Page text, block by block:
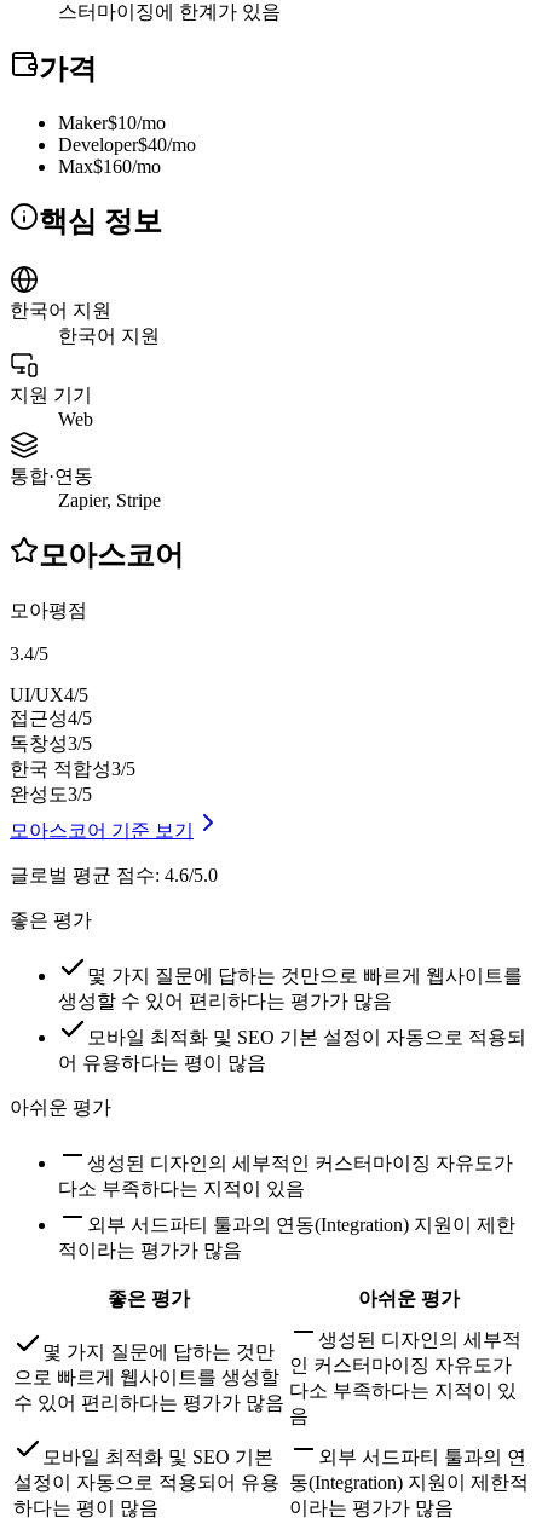
스터마이징에 한계가 있음
가격
Maker$10/mo
Developer$40/mo
Max$160/mo
핵심 정보
한국어 지원
한국어 지원
지원 기기
Web
통합·연동
Zapier, Stripe
모아스코어
모아평점
3.4/5
UI/UX4/5
접근성4/5
독창성3/5
한국 적합성3/5
완성도3/5
모아스코어 기준 보기
글로벌 평균 점수: 4.6/5.0
좋은 평가
몇 가지 질문에 답하는 것만으로 빠르게 웹사이트를
생성할 수 있어 편리하다는 평가가 많음
모바일 최적화 및 SEO 기본 설정이 자동으로 적용되
어 유용하다는 평이 많음
아쉬운 평가
생성된 디자인의 세부적인 커스터마이징 자유도가
다소 부족하다는 지적이 있음
외부 서드파티 툴과의 연동(Integration) 지원이 제한
적이라는 평가가 많음
좋은 평가 아쉬운 평가
몇 가지 질문에 답하는 것만
으로 빠르게 웹사이트를 생성할
수 있어 편리하다는 평가가 많음
생성된 디자인의 세부적
인 커스터마이징 자유도가
다소 부족하다는 지적이 있
음
모바일 최적화 및 SEO 기본
설정이 자동으로 적용되어 유용
하다는 평이 많음
외부 서드파티 툴과의 연
동(Integration) 지원이 제한적
이라는 평가가 많음